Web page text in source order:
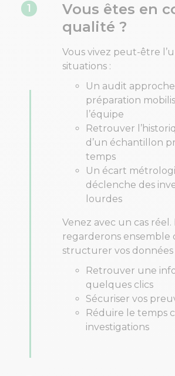
1
Vous êtes en
qualité ?
Vous vivez peut-être
situations :
Un audit
préparation
l’équipe
Retrouver
d’un échantillon
temps
Un écart
déclenche des
lourdes
Venez avec un cas réel.
regarderons ensemble
structurer vos données
Retrouver une
quelques clics
Sécuriser vos
Réduire le temps
investigations